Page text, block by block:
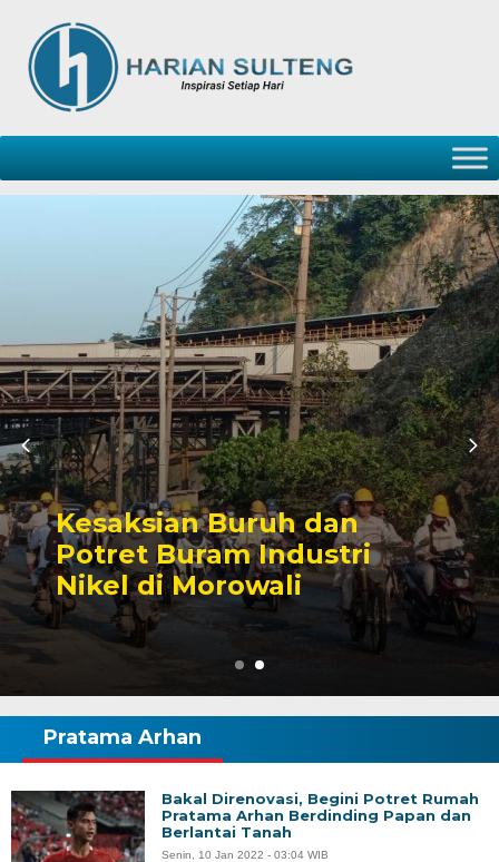
Sengketa Perizinan
Tambang yang Mengiringi
Karier Politik Anwar Hafid
Pratama Arhan
Bakal Direnovasi, Begini Potret Rumah
Pratama Arhan Berdinding Papan dan
Berlantai Tanah
Senin, 10 Jan 2022 - 03:04 WIB